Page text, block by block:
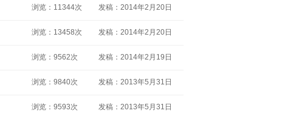
浏览：11344次 发稿：2014年2月20日
浏览：13458次 发稿：2014年2月20日
浏览：9562次 发稿：2014年2月19日
浏览：9840次 发稿：2013年5月31日
浏览：9593次 发稿：2013年5月31日